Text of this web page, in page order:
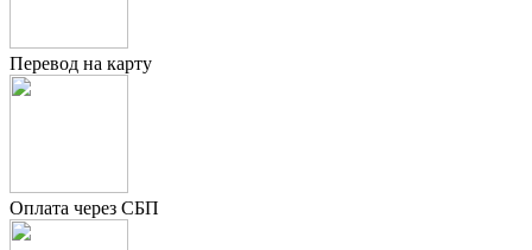
Перевод на карту
Оплата через СБП